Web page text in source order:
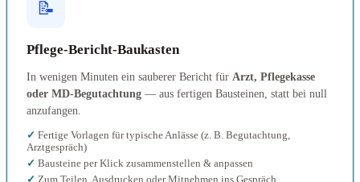
📝
Pflege-Bericht-Baukasten
In wenigen Minuten ein sauberer Bericht für Arzt, Pflegekasse
oder MD-Begutachtung — aus fertigen Bausteinen, statt bei null
anzufangen.
Fertige Vorlagen für typische Anlässe (z. B. Begutachtung,
Arztgespräch)
Bausteine per Klick zusammenstellen & anpassen